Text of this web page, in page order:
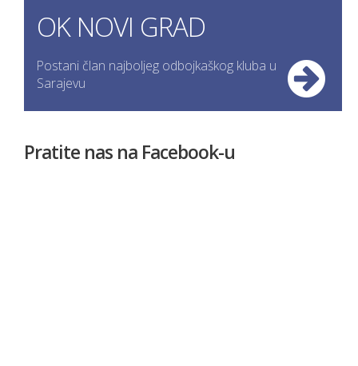
OK NOVI GRAD
Postani član najboljeg odbojkaškog kluba u
Sarajevu
Pratite nas na Facebook-u